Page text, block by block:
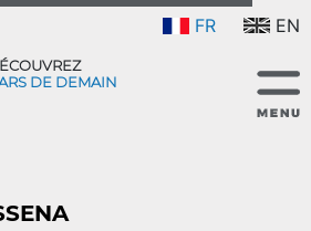
FR EN
DE DEMAIN